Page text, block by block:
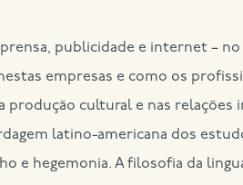
publicidade e internet –
empresas e como os
cultural e nas relações
latino-americana dos
e hegemonia. A filosofia da